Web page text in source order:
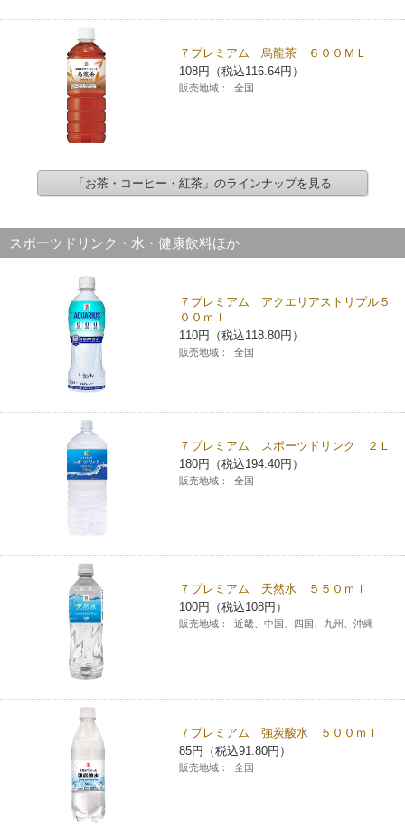
７プレミアム 烏龍茶 ６００ＭＬ
108円（税込116.64円）
販売地域： 全国
「お茶・コーヒー・紅茶」のラインナップを見る
スポーツドリンク・水・健康飲料ほか
７プレミアム アクエリアストリプル５
００ｍｌ
110円（税込118.80円）
販売地域： 全国
７プレミアム スポーツドリンク ２Ｌ
180円（税込194.40円）
販売地域： 全国
７プレミアム 天然水 ５５０ｍｌ
100円（税込108円）
販売地域： 近畿、中国、四国、九州、沖縄
７プレミアム 強炭酸水 ５００ｍｌ
85円（税込91.80円）
販売地域： 全国